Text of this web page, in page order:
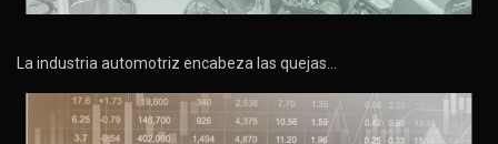
La industria automotriz encabeza las quejas…